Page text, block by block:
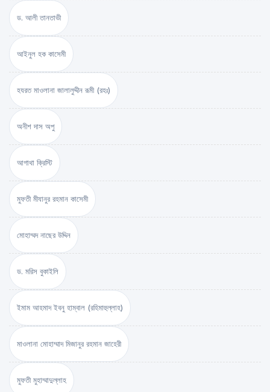
ড. আলী তানতাভী
আইনুল হক কাসেমী
হযরত মাওলানা জালালুদ্দীন রূমী (রহঃ)
অনীশ দাস অপু
আগাথা ক্রিস্টি
মুফতী মীযানুর রহমান কাসেমী
মোহাম্মদ নাছের উদ্দিন
ড. মরিস বুকাইলি
ইমাম আহমাদ ইবনু হাম্বাল (রহিমাহুল্লাহ)
মাওলানা মোহাম্মাদ মিজানুর রহমান জাহেরী
মুফতী মুহাম্মাদুল্লাহ